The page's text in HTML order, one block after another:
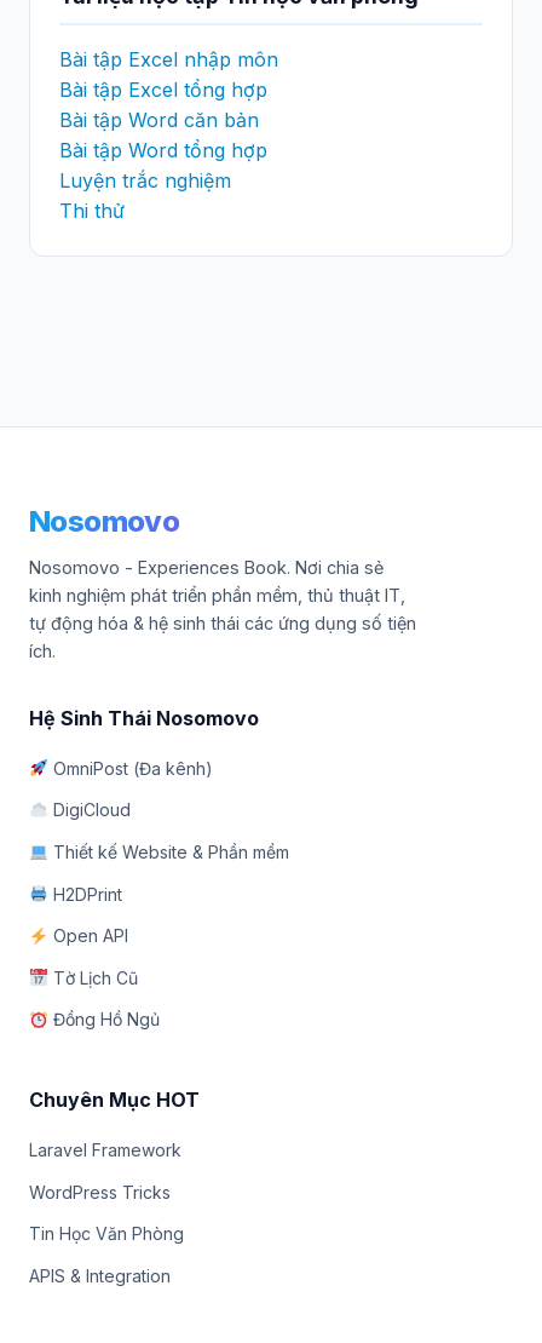
Bài tập Excel nhập môn
Bài tập Excel tổng hợp
Bài tập Word căn bản
Bài tập Word tổng hợp
Luyện trắc nghiệm
Thi thử
Nosomovo
Nosomovo - Experiences Book. Nơi chia sẻ
kinh nghiệm phát triển phần mềm, thủ thuật IT,
tự động hóa & hệ sinh thái các ứng dụng số tiện
ích.
Hệ Sinh Thái Nosomovo
OmniPost (Đa kênh)
DigiCloud
Thiết kế Website & Phần mềm
H2DPrint
Open API
Tờ Lịch Cũ
Đồng Hồ Ngủ
Chuyên Mục HOT
Laravel Framework
WordPress Tricks
Tin Học Văn Phòng
APIS & Integration